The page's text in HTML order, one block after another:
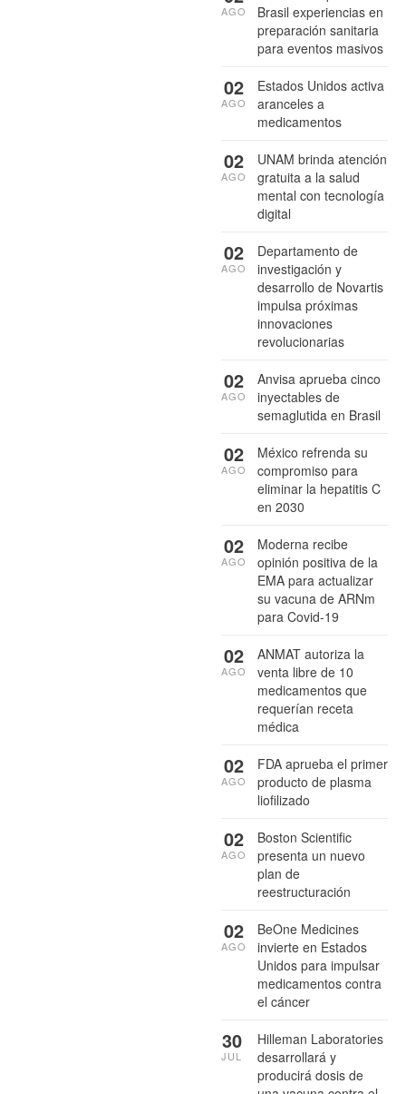
Brasil experiencias en
preparación sanitaria
para eventos masivos
AGO
Estados Unidos activa
aranceles a
medicamentos
02
AGO
UNAM brinda atención
gratuita a la salud
mental con tecnología
digital
02
AGO
Departamento de
investigación y
desarrollo de Novartis
impulsa próximas
innovaciones
revolucionarias
02
AGO
Anvisa aprueba cinco
inyectables de
semaglutida en Brasil
02
AGO
México refrenda su
compromiso para
eliminar la hepatitis C
en 2030
02
AGO
Moderna recibe
opinión positiva de la
EMA para actualizar
su vacuna de ARNm
para Covid-19
02
AGO
ANMAT autoriza la
venta libre de 10
medicamentos que
requerían receta
médica
02
AGO
FDA aprueba el primer
producto de plasma
liofilizado
02
AGO
Boston Scientific
presenta un nuevo
plan de
reestructuración
02
AGO
BeOne Medicines
invierte en Estados
Unidos para impulsar
medicamentos contra
el cáncer
02
AGO
Hilleman Laboratories
desarrollará y
producirá dosis de
30
JUL